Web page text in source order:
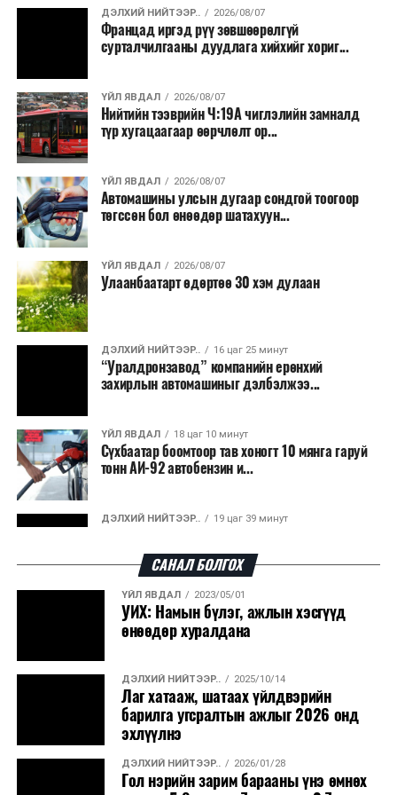
ДЭЛХИЙ НИЙТЭЭР.. 2026/08/07
Францад иргэд рүү зөвшөөрөлгүй
сурталчилгааны дуудлага хийхийг хориг...
ҮЙЛ ЯВДАЛ 2026/08/07
Нийтийн тээврийн Ч:19А чиглэлийн замналд
түр хугацаагаар өөрчлөлт ор...
ҮЙЛ ЯВДАЛ 2026/08/07
Автомашины улсын дугаар сондгой тоогоор
төгссөн бол өнөөдөр шатахуун...
ҮЙЛ ЯВДАЛ 2026/08/07
Улаанбаатарт өдөртөө 30 хэм дулаан
ДЭЛХИЙ НИЙТЭЭР.. 16 цаг 25 минут
“Уралдронзавод” компанийн ерөнхий
захирлын автомашиныг дэлбэлжээ...
ҮЙЛ ЯВДАЛ 18 цаг 10 минут
Сүхбаатар боомтоор тав хоногт 10 мянга гаруй
тонн АИ-92 автобензин и...
ДЭЛХИЙ НИЙТЭЭР.. 19 цаг 39 минут
хяналтад авах ажил ахицтай байн...
ДЭЛХИЙ НИЙТЭЭР..
АНУ, Иран Ормузын хоолойг нээх тохиролцоонд
ойртож байна
ХЭН ЮУ ХЭЛЭВ...
АНУ-д урьдчилсан сонгуулийн дараах
өрсөлдөөн ширүүсэв
ҮЙЛ ЯВДАЛ 20 цаг 27 минут
Эм, вакцины нэгдсэн худалдан авалтаар 3.15
САНАЛ БОЛГОХ
ҮЙЛ ЯВДАЛ 2023/05/01
УИХ: Намын бүлэг, ажлын хэсгүүд
өнөөдөр хуралдана
ДЭЛХИЙ НИЙТЭЭР.. 2025/10/14
Лаг хатааж, шатаах үйлдвэрийн
барилга угсралтын ажлыг 2026 онд
эхлүүлнэ
ДЭЛХИЙ НИЙТЭЭР.. 2026/01/28
Гол нэрийн зарим барааны үнэ өмнөх